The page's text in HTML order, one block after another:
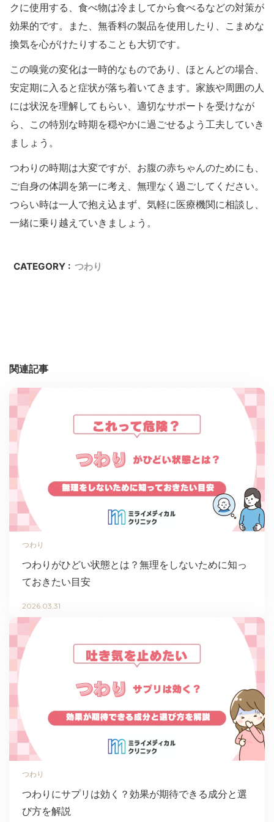
クに使用する、食べ物は冷ましてから食べるなどの対策が
効果的です。また、無香料の製品を使用したり、こまめな
換気を心がけたりすることも大切です。
この嗅覚の変化は一時的なものであり、ほとんどの場合、
安定期に入ると症状が落ち着いてきます。家族や周囲の人
には状況を理解してもらい、適切なサポートを受けなが
ら、この特別な時期を穏やかに過ごせるよう工夫していき
ましょう。
つわりの時期は大変ですが、お腹の赤ちゃんのためにも、
ご自身の体調を第一に考え、無理なく過ごしてください。
つらい時は一人で抱え込まず、気軽に医療機関に相談し、
一緒に乗り越えていきましょう。
CATEGORY : つわり
関連記事
つわり
つわりがひどい状態とは？無理をしないために知っ
ておきたい目安
2026.03.31
つわり
つわりにサプリは効く？効果が期待できる成分と選
び方を解説